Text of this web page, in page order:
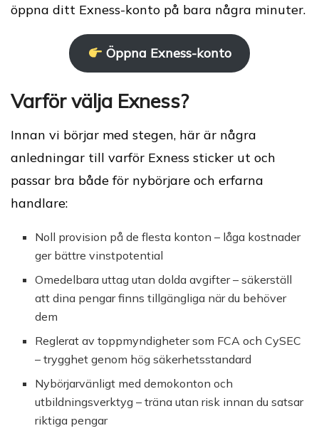
öppna ditt Exness-konto på bara några minuter.
Öppna Exness-konto
Varför välja Exness?
Innan vi börjar med stegen, här är några
anledningar till varför Exness sticker ut och
passar bra både för nybörjare och erfarna
handlare:
Noll provision på de flesta konton – låga kostnader
ger bättre vinstpotential
Omedelbara uttag utan dolda avgifter – säkerställ
att dina pengar finns tillgängliga när du behöver
dem
Reglerat av toppmyndigheter som FCA och CySEC
– trygghet genom hög säkerhetsstandard
Nybörjarvänligt med demokonton och
utbildningsverktyg – träna utan risk innan du satsar
riktiga pengar